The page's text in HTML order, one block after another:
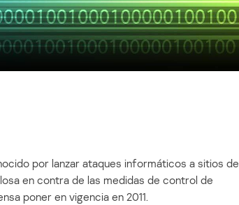
por lanzar ataques informáticos a sitios de
en contra de las medidas de control de
poner en vigencia en 2011.